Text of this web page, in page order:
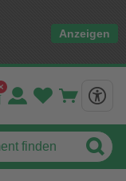
Anzeigen